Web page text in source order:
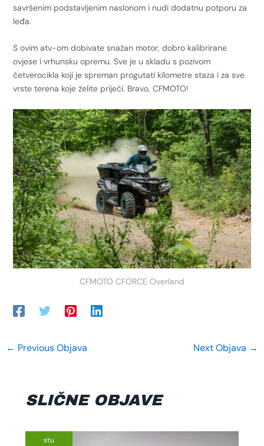
savršenim podstavljenim naslonom i nudi dodatnu potporu za
leđa.
S ovim atv-om dobivate snažan motor, dobro kalibrirane
ovjese i vrhunsku opremu. Sve je u skladu s pozivom
četverocikla koji je spreman progutati kilometre staza i za sve
vrste terena koje želite prijeći. Bravo, CFMOTO!
CFMOTO CFORCE Overland
← Previous Objava Next Objava →
SLIČNE OBJAVE
stu